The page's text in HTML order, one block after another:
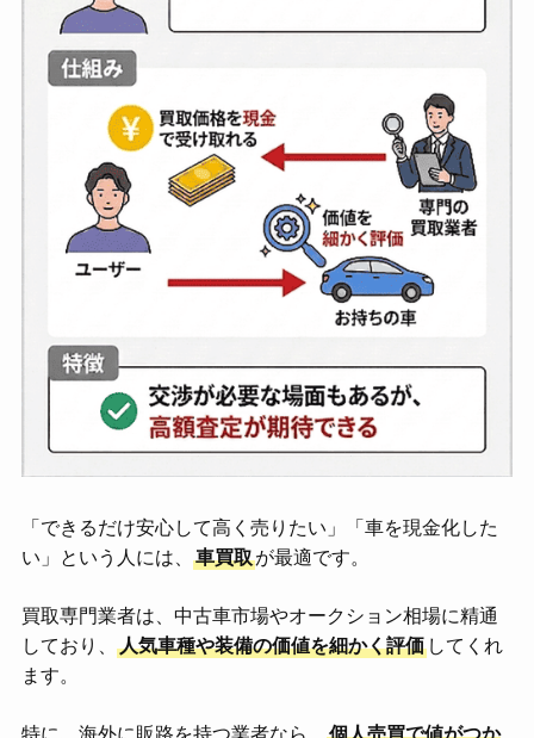
「できるだけ安心して高く売りたい」「車を現金化した
い」という人には、
車買取が最適です。
買取専門業者は、中古車市場やオークション相場に精通
しており、
人気車種や装備の価値を細かく評価してくれ
ます。
特に、海外に販路を持つ業者なら、
個人売買で値がつか